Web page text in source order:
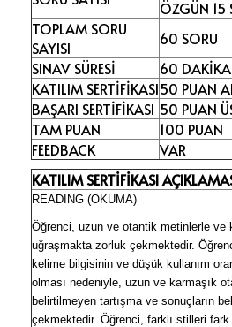
ÖZGÜN 15
TOPLAM SORU
SAYISI
60 SORU
SINAV SÜRESİ
60 DAKİKA
KATILIM SERTİFİKASI50 PUAN
BAŞARI SERTİFİKASI 50 PUAN
TAM PUAN
100 PUAN
FEEDBACK
VAR
KATILIM SERTİFİKASI
READING (OKUMA)
Öğrenci, uzun ve otantik metinlerle ve
uğraşmakta zorluk çekmektedir.
kelime bilgisinin ve düşük kullanım
olması nedeniyle, uzun ve karmaşık
belirtilmeyen tartışma ve sonuçların
çekmektedir. Öğrenci, farklı stilleri